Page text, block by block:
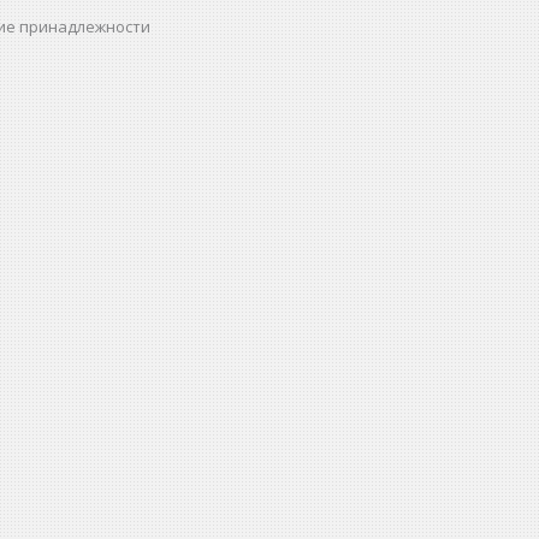
принадлежности